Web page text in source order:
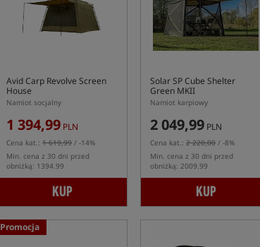
Avid Carp Revolve Screen
House
Namiot socjalny
1 394,99 PLN
Cena kat.: 1 619,99 / -14%
Min. cena z 30 dni przed
obniżką: 1394.99
KUP
Solar SP Cube Shelter
Green MKII
Namiot karpiowy
2 049,99 PLN
Cena kat.: 2 220,00 / -8%
Min. cena z 30 dni przed
obniżką: 2009.99
KUP
Promocja